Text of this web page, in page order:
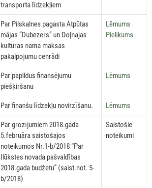
transporta līdzekļiem
Par Pilskalnes pagasta Atpūtas
mājas “Dubezers” un Doļnajas
kultūras nama maksas
pakalpojumu cenrādi
Lēmums
Pielikums
Par papildus finansējumu
piešķiršanu
Lēmums
Par finanšu līdzekļu novirzīšanu. Lēmums
Par grozījumiem 2018.gada
5.februāra saistošajos
noteikumos Nr.1-b/2018 “Par
Ilūkstes novada pašvaldības
2018.gada budžetu” (saist.not. 5-
b/2018)
Saistošie
noteikumi